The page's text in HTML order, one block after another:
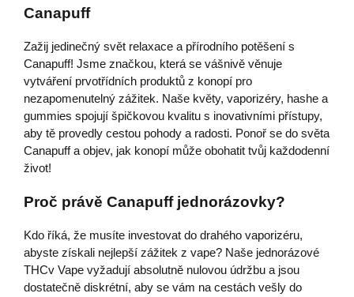
Canapuff
Zažij jedinečný svět relaxace a přírodního potěšení s
Canapuff! Jsme značkou, která se vášnivě věnuje
vytváření prvotřídních produktů z konopí pro
nezapomenutelný zážitek. Naše květy, vaporizéry, hashe a
gummies spojují špičkovou kvalitu s inovativními přístupy,
aby tě provedly cestou pohody a radosti. Ponoř se do světa
Canapuff a objev, jak konopí může obohatit tvůj každodenní
život!
Proč právě Canapuff jednorázovky?
Kdo říká, že musíte investovat do drahého vaporizéru,
abyste získali nejlepší zážitek z vape? Naše jednorázové
THCv Vape vyžadují absolutně nulovou údržbu a jsou
dostatečně diskrétní, aby se vám na cestách vešly do